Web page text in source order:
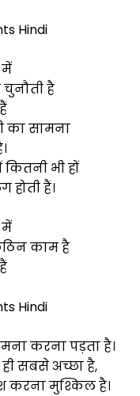
Hindi
में
है
का सामना
भी हों
होती हैं।
में
काम है
Hindi
करना पड़ता है।
सबसे अच्छा है,
करना मुश्किल है।